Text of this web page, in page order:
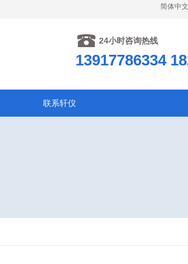
简体中文
24小时咨询热线
13917786334
联系轩仪